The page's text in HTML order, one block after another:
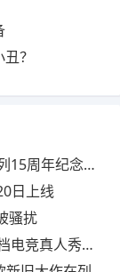
？
纪念典藏套装
日上线
骚扰
找下一个Sky》